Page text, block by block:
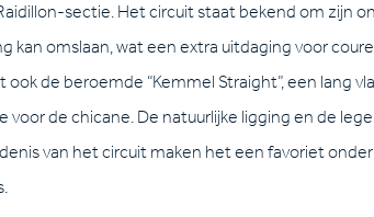
sectie. Het circuit staat bekend om zijn
kan omslaan, wat een extra uitdaging voor
ook de beroemde “Kemmel Straight”, een lang
voor de chicane. De natuurlijke ligging en de
van het circuit maken het een favoriet